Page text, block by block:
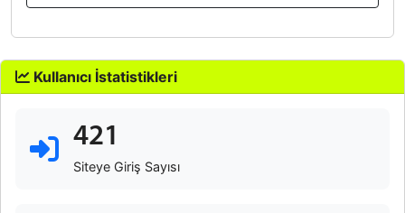
Kullanıcı İstatistikleri
421
Siteye Giriş Sayısı